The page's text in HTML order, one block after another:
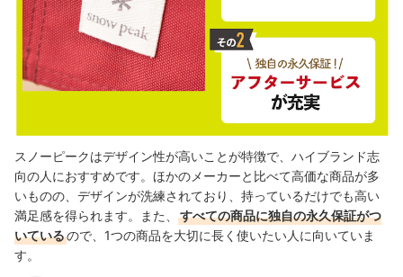
スノーピークはデザイン性が高いことが特徴で、ハイブランド志
向の人におすすめです。ほかのメーカーと比べて高価な商品が多
いものの、デザインが洗練されており、持っているだけでも高い
満足感を得られます。また、
すべての商品に独自の永久保証がつ
いているので、1つの商品を大切に長く使いたい人に向いていま
す。